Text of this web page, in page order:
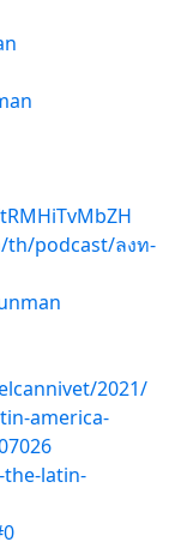
th/podcast/ลงท-
2021/
america-
latin-